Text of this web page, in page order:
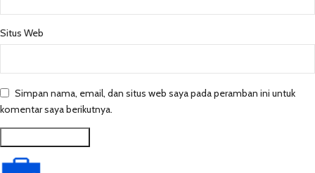
Situs Web
Simpan nama, email, dan situs web saya pada peramban ini untuk
komentar saya berikutnya.